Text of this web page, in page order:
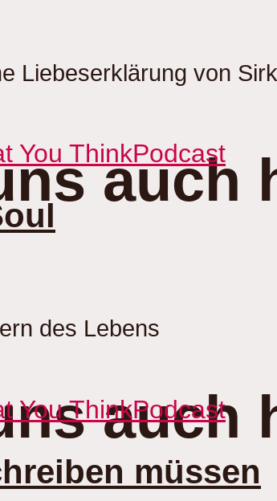
auch
auch
Liebeserklärung von
You ThinkPodcast
des Lebens
You ThinkPodcast
müssen